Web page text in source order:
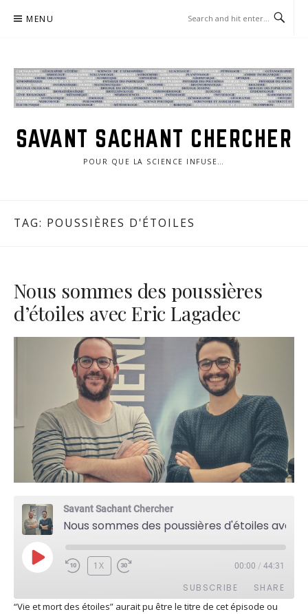
MENU
SAVANT SACHANT CHERCHER
POUR QUE LA SCIENCE INFUSE…
TAG: POUSSIÈRES D'ÉTOILES
Nous sommes des poussières
d’étoiles avec Eric Lagadec
Savant Sachant Chercher
PLAY
EPISODE
1X 00:00 / 44:31
SUBSCRIBE SHARE
“Vie et mort des étoiles” aurait pu être le titre de cet épisode ou